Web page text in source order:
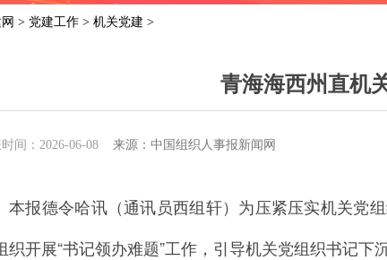
> 党建工作 > 机关党建 >
青海海西州直机
间：2026-06-08 来源：中国组织人事报新闻网
本报德令哈讯（通讯员西组轩）为压紧压实机关党
织开展“书记领办难题”工作，引导机关党组织书记下